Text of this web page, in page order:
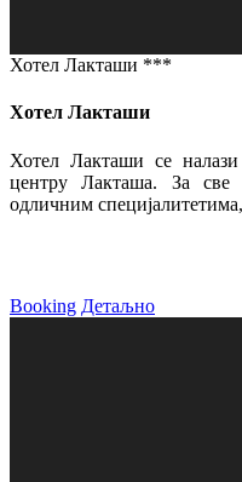
Хотел Лакташи ***
Хотел Лакташи
Хотел Лакташи се
центру Лакташа. За све
одличним
Booking Детаљно